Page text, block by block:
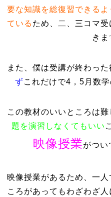
要な知識を総復習できる
ている ため、二、三コマ
きま
また、僕は受講が終わっ
ずこれだけで4，5月数
この教材のいいところは
題を演習しなくてもいい
映像授業がつい
映像授業があるため、一
ころがあってもわざわざ